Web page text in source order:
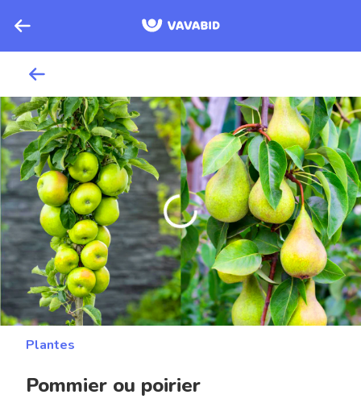
Plantes
Pommier ou poirier